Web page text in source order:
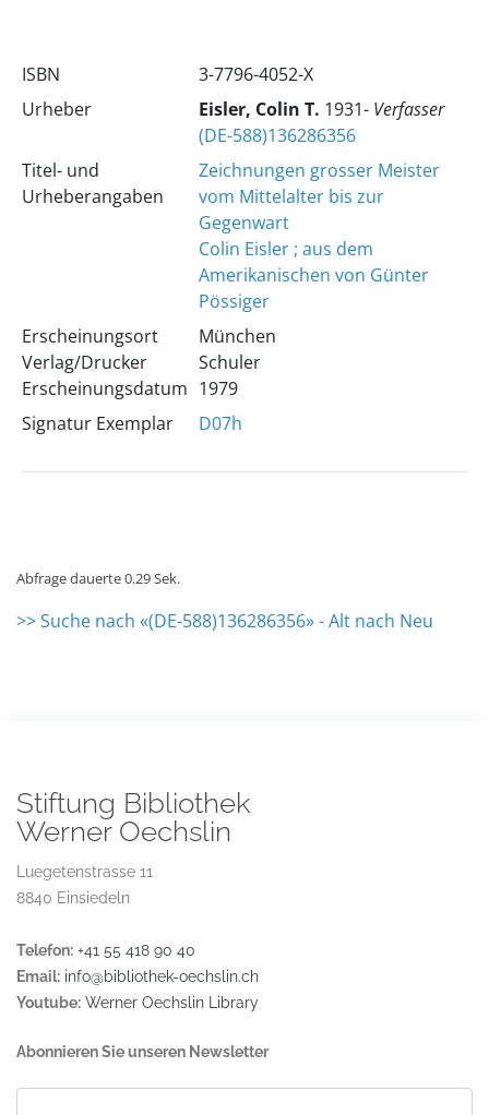
ISBN
3-7796-4052-X
Urheber
Eisler, Colin T. 1931- Verfasser
(DE-588)136286356
Titel- und
Urheberangaben
Zeichnungen grosser Meister
vom Mittelalter bis zur
Gegenwart
Colin Eisler ; aus dem
Amerikanischen von Günter
Pössiger
Erscheinungsort
Verlag/Drucker
Erscheinungsdatum
München
Schuler
1979
Signatur Exemplar
D07h
Abfrage dauerte 0.29 Sek.
>> Suche nach «(DE-588)136286356» - Alt nach Neu
Stiftung Bibliothek
Werner Oechslin
Luegetenstrasse 11
8840 Einsiedeln
Telefon: +41 55 418 90 40
Email: info@bibliothek-oechslin.ch
Youtube: Werner Oechslin Library
Abonnieren Sie unseren Newsletter